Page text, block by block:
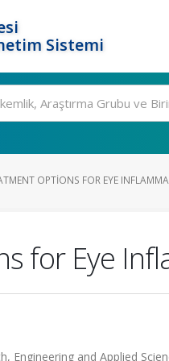
Sistemi
OPTIONS FOR EYE
for Eye
Engineering and Applied